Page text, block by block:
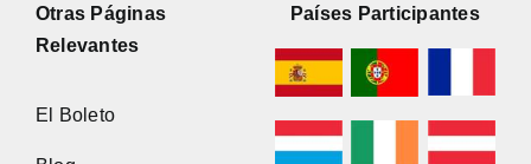
Otras Páginas
Relevantes
El Boleto
Países Participantes